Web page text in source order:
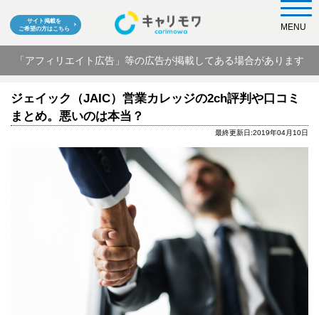
サイト掲載を
ご希望の方はこちら
「アフィリエイト広告」等の広告が掲載してある場合があります
MENU
ジェイック（JAIC）営業カレッジの2ch評判や口コミ
まとめ。悪いのは本当？
最終更新日:2019年04月10日